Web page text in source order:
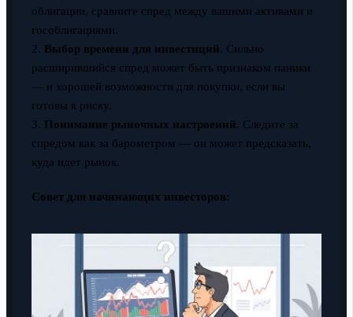
облигации, сравните спред между вашими активами и
гособлигациями.
2. Выбор времени для инвестиций. Сильно
расширившийся спред может быть признаком паники
— и хорошей возможности для покупки, если вы
готовы к риску.
3. Понимание рыночных настроений. Следите за
спредом как за барометром — он может предсказать,
куда идет рынок.
Совет для начинающих инвесторов: